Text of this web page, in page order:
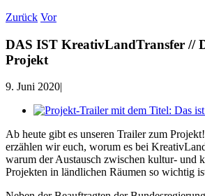
Zurück Vor
DAS IST KreativLandTransfer //
Projekt
9. Juni 2020|
Zeige
Bild
Ab heute gibt es unseren Trailer zum
erzählen wir euch, worum es bei
warum der Austausch zwischen kultur- und
Projekten in ländlichen Räumen so wichtig